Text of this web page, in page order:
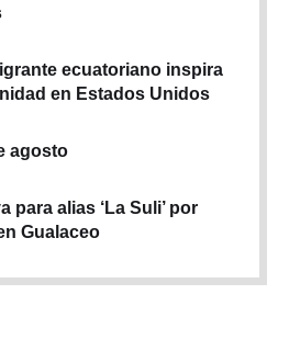
ecuatoriano inspira
en Estados Unidos
agosto
para alias ‘La Suli’ por
Gualaceo